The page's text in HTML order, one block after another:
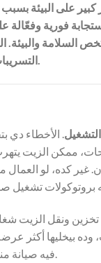
على البيئة
فورية
السلامة
التسريبات، طرق الاستجابة، وسائل التنضيف، وإزاي نمنعها من الأساس.
. الأخطاء دي
ممكن الزيت
غير كده، لو
ونقل الزيت
وده بيخليها أكثر
فيه صيانة منتظمة، وفحص دوري، وتبديل سريع لأي معدات قديمة أو متآكلة.